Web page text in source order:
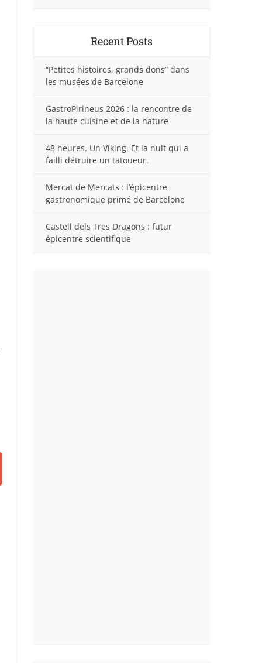
Recent Posts
“Petites histoires, grands dons” dans
les musées de Barcelone
GastroPirineus 2026 : la rencontre de
la haute cuisine et de la nature
48 heures. Un Viking. Et la nuit qui a
failli détruire un tatoueur.
Mercat de Mercats : l’épicentre
gastronomique primé de Barcelone
Castell dels Tres Dragons : futur
épicentre scientifique